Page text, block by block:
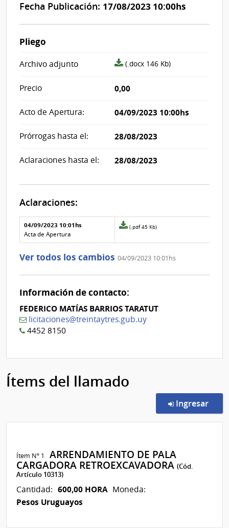
Fecha Publicación: 17/08/2023 10:00hs
Pliego
Archivo adjunto
archivo
(.docx 146 Kb)
Precio 0,00
Acto de Apertura: 04/09/2023 10:00hs
Prórrogas hasta el: 28/08/2023
Aclaraciones hasta el: 28/08/2023
Aclaraciones:
Aclaraciones del llamado
Fecha y
texto de
la
Archivo
de la
04/09/2023 10:01hs
Acta de Apertura
Archivo
de
aclaración
0
(.pdf 45 Kb)
Ver todos los cambios 04/09/2023 10:01hs
Información de contacto:
FEDERICO MATÍAS BARRIOS TARATUT
licitaciones@treintaytres.gub.uy
4452 8150
Ítems del llamado
Ingresar
Ítem Nº 1
ARRENDAMIENTO DE PALA
CARGADORA RETROEXCAVADORA(Cód.
Artículo 10313)
Cantidad: 600,00 HORA Moneda:
Pesos Uruguayos